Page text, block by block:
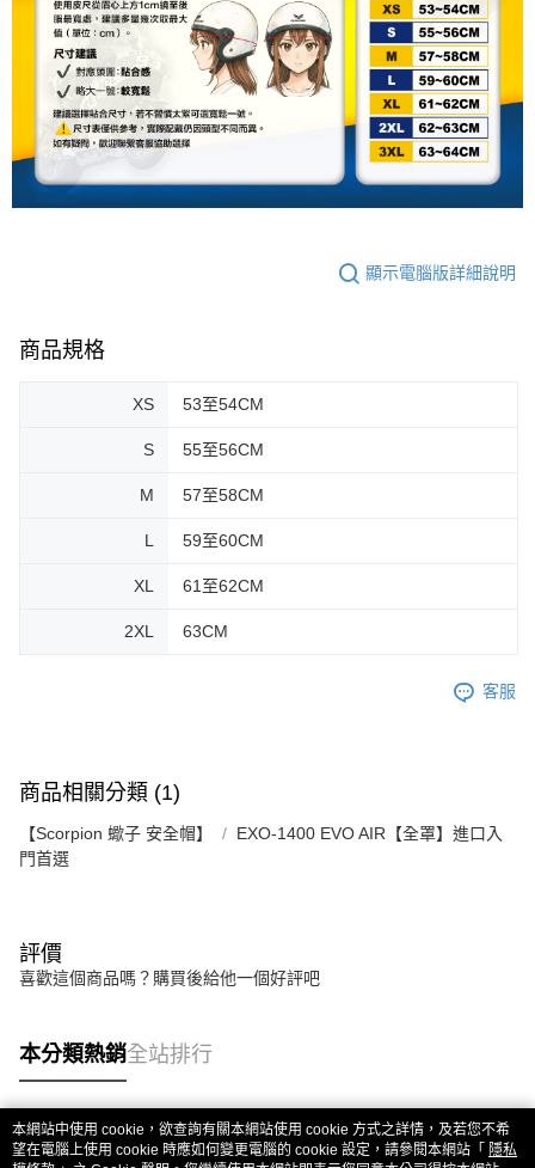
顯示電腦版詳細說明
商品規格
XS 53至54CM
S 55至56CM
M 57至58CM
L 59至60CM
XL 61至62CM
2XL 63CM
客服
商品相關分類 (1)
【Scorpion 蠍子 安全帽】
EXO-1400 EVO AIR【全罩】進口入
門首選
評價
喜歡這個商品嗎？購買後給他一個好評吧
本分類熱銷全站排行
熱門標籤
本網站中使用 cookie，欲查詢有關本網站使用 cookie 方式之詳情，及若您不希
望在電腦上使用 cookie 時應如何變更電腦的 cookie 設定，請參閱本網站「 隱私